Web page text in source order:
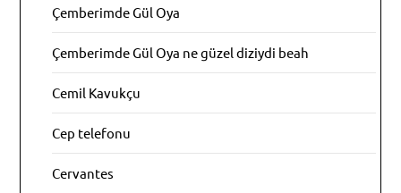
Çemberimde Gül Oya
Çemberimde Gül Oya ne güzel diziydi beah
Cemil Kavukçu
Cep telefonu
Cervantes